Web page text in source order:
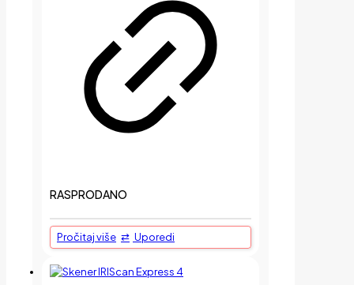
RASPRODANO
Pročitaj više Uporedi